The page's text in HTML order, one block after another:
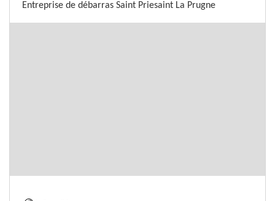
Entreprise de débarras Saint Priesaint La Prugne